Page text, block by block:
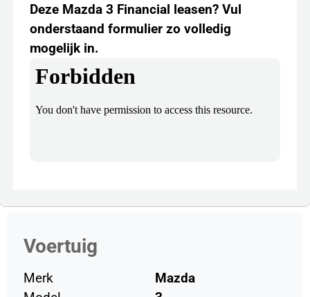
Deze Mazda 3 Financial leasen? Vul
onderstaand formulier zo volledig
mogelijk in.
Voertuig
Merk
Mazda